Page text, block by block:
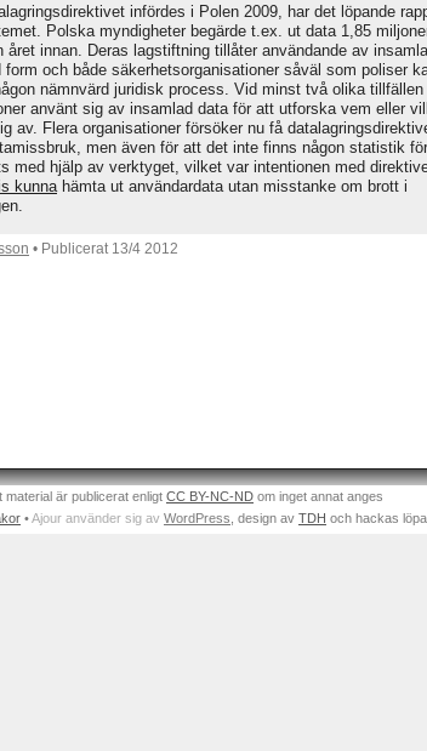
infördes i Polen 2009, har det löpande
Polska myndigheter begärde t.ex. ut data 1,85
året innan. Deras lagstiftning tillåter användande av
form och både säkerhetsorganisationer såväl som poliser
nämnvärd juridisk process. Vid minst två olika
använt sig av insamlad data för att utforska vem eller
av. Flera organisationer försöker nu få
men även för att det inte finns någon statistik
med hjälp av verktyget, vilket var intentionen med
kunna hämta ut användardata utan misstanke om brott i
• Publicerat 13/4 2012
material är publicerat enligt CC BY-NC-ND om inget annat anges
•Ajour använder sig av WordPress , design av TDH och hackas